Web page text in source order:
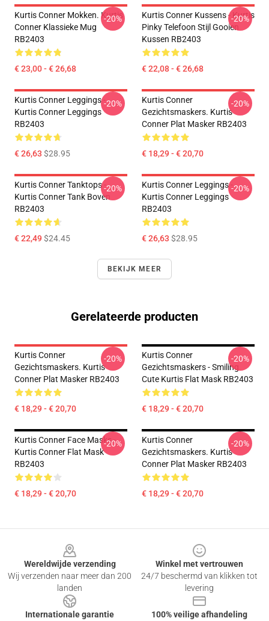
Kurtis Conner Mokken. Kurtis
Conner Klassieke Mug
RB2403
€ 23,00 - € 26,68
-20%
Kurtis Conner Kussens - Kurtis
Pinky Telefoon Stijl Gooien
Kussen RB2403
€ 22,08 - € 26,68
-20%
Kurtis Conner Leggings -
Kurtis Conner Leggings
RB2403
€ 26,63 $28.95
-20%
Kurtis Conner
Gezichtsmaskers. Kurtis
Conner Plat Masker RB2403
€ 18,29 - € 20,70
-20%
Kurtis Conner Tanktops -
Kurtis Conner Tank Boven
RB2403
€ 22,49$24.45
-20%
Kurtis Conner Leggings -
Kurtis Conner Leggings
RB2403
€ 26,63 $28.95
-20%
BEKIJK MEER
Gerelateerde producten
Kurtis Conner
Gezichtsmaskers. Kurtis
Conner Plat Masker RB2403
€ 18,29 - € 20,70
-20%
Kurtis Conner
Gezichtsmaskers - Smiling
Cute Kurtis Flat Mask RB2403
€ 18,29 - € 20,70
-20%
Kurtis Conner Face Masks -
Kurtis Conner Flat Mask
RB2403
€ 18,29 - € 20,70
-20%
Kurtis Conner
Gezichtsmaskers. Kurtis
Conner Plat Masker RB2403
€ 18,29 - € 20,70
-20%
Wereldwijde verzending
Wij verzenden naar meer dan 200
landen
Winkel met vertrouwen
24/7 beschermd van klikken tot
levering
Internationale garantie
100% veilige afhandeling